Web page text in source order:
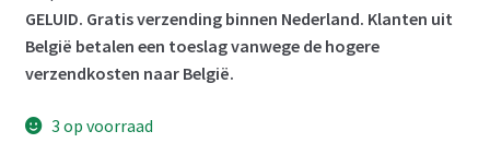
GELUID. Gratis verzending binnen Nederland. Klanten uit
België betalen een toeslag vanwege de hogere
verzendkosten naar België.
3 op voorraad